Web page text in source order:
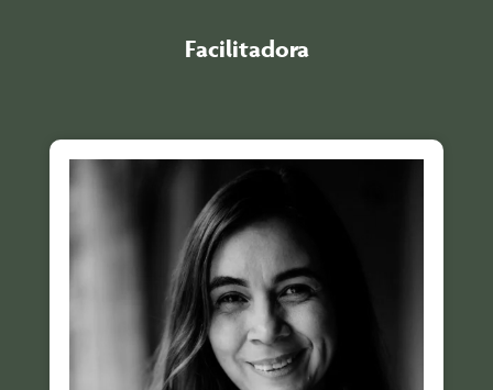
Facilitadora